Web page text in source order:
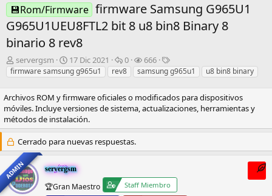
💾Rom/Firmware firmware Samsung G965U1
G965U1UEU8FTL2 bit 8 u8 bin8 Binary 8
binario 8 rev8
I
n
c
i
a
d
d
e
l
t
servergsm
F
e
a
d
e
n
c
i
o
17 Dic 2021
R
e
u
e
a
0
V
i
t
a
666
E
t
q
u
e
firmware samsung g965u1 rev8 samsung g965u1 u8 bin8 binary
Archivos ROM y firmware oficiales o modificados para dispositivos
móviles. Incluye versiones de sistema, actualizaciones, herramientas y
métodos de instalación.
Cerrado para nuevas respuestas.
ADMIN servergsm
🏆Gran Maestro
Staff Miembro